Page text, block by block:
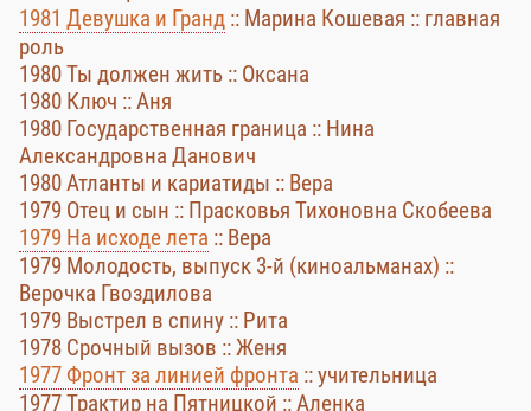
1981 Девушка и Гранд :: Марина Кошевая :: главная
роль
1980 Ты должен жить :: Оксана
1980 Ключ :: Аня
1980 Государственная граница :: Нина
Александровна Данович
1980 Атланты и кариатиды :: Вера
1979 Отец и сын :: Прасковья Тихоновна Скобеева
1979 На исходе лета :: Вера
1979 Молодость, выпуск 3-й (киноальманах) ::
Верочка Гвоздилова
1979 Выстрел в спину :: Рита
1978 Срочный вызов :: Женя
1977 Фронт за линией фронта :: учительница
1977 Трактир на Пятницкой :: Аленка